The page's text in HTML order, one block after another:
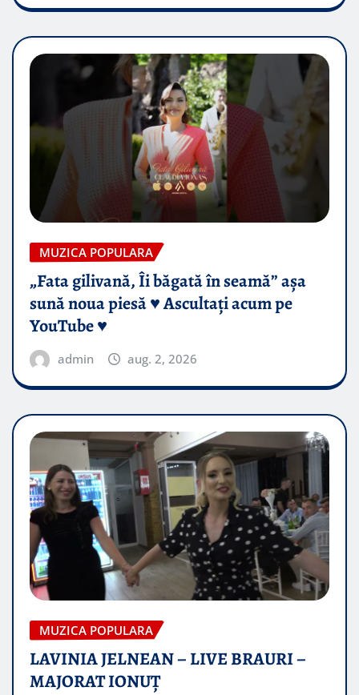
MUZICA POPULARA
„Fata gilivană, Îi băgată în seamă” așa
sună noua piesă ♥️ Ascultați acum pe
YouTube ♥️
admin aug. 2, 2026
MUZICA POPULARA
LAVINIA JELNEAN – LIVE BRAURI –
MAJORAT IONUŢ